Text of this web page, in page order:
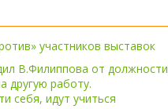
участников выставок
В.Филиппова от должности
другую работу.
себя, идут учиться